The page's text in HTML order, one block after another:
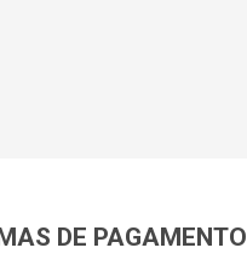
DE PAGAMENTO